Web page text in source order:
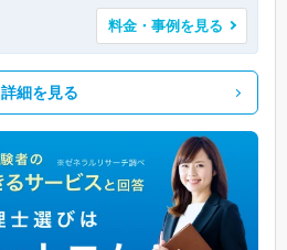
料金・事例を見る
詳細を見る